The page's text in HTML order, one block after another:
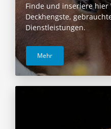
Finde und inseriere hier
Deckhengste,
Dienstleistungen.
Mehr